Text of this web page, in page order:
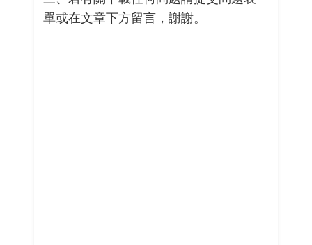
單或在文章下方留言，謝謝。